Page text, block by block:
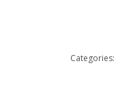
Categories: